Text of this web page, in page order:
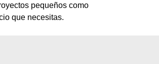
pequeños como
que necesitas.